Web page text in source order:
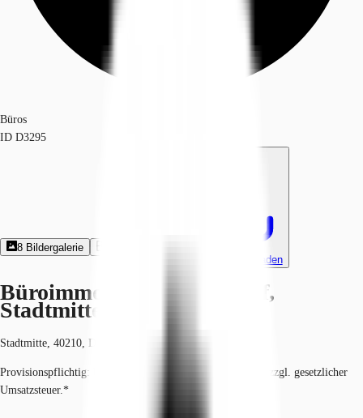
Büros
ID D3295
8 Bildergalerie
Exposé herunterladen
Büroimmobilie - Düsseldorf,
Stadtmitte - D3295
Stadtmitte, 40210, Düsseldorf, Nordrhein-Westfalen
Provisionspflichtig: bei Anmietung 3 Netto-Monatsmieten zzgl. gesetzlicher
Umsatzsteuer.*